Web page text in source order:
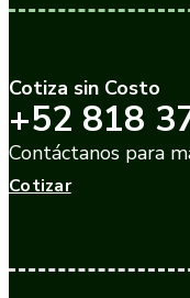
Cotiza sin Costo
+52 818
Contáctanos para
Cotizar